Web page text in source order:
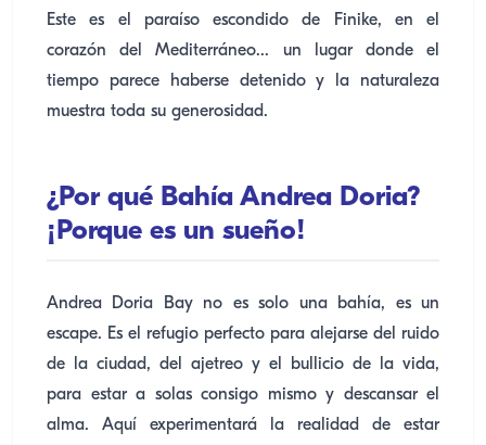
Este es el paraíso escondido de Finike, en el
corazón del Mediterráneo... un lugar donde el
tiempo parece haberse detenido y la naturaleza
muestra toda su generosidad.
¿Por qué Bahía Andrea Doria?
¡Porque es un sueño!
Andrea Doria Bay no es solo una bahía, es un
escape. Es el refugio perfecto para alejarse del ruido
de la ciudad, del ajetreo y el bullicio de la vida,
para estar a solas consigo mismo y descansar el
alma. Aquí experimentará la realidad de estar